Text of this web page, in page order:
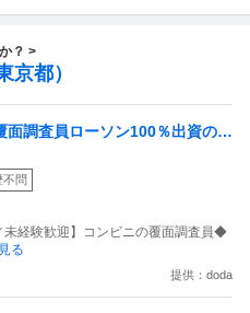
？ >
京都）
調査員ローソン100％出資の安
不問
未経験歓迎】コンビニの覆面調査員◆
る
提供：doda